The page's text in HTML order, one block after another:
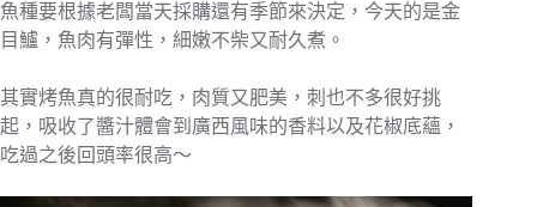
魚種要根據老闆當天採購還有季節來決定，今天的是金
目鱸，魚肉有彈性，細嫩不柴又耐久煮。
其實烤魚真的很耐吃，肉質又肥美，刺也不多很好挑
起，吸收了醬汁體會到廣西風味的香料以及花椒底蘊，
吃過之後回頭率很高～